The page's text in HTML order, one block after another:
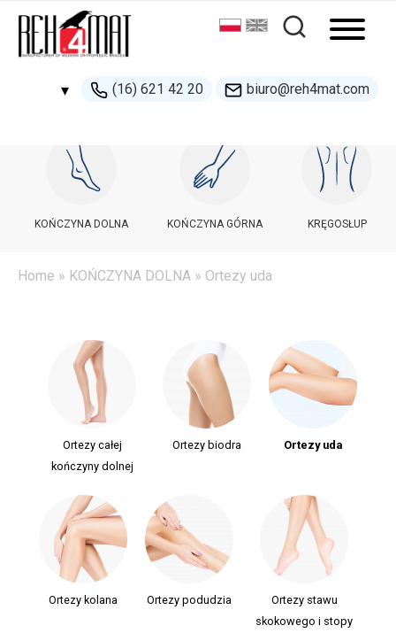
▾ (16) 621 42 20 biuro@reh4mat.com
500 132 274
handel@reh4mat.com
KOŃCZYNA DOLNA KOŃCZYNA GÓRNA KRĘGOSŁUP
Home » KOŃCZYNA DOLNA » Ortezy uda
Ortezy całej
kończyny dolnej
Ortezy biodra Ortezy uda
Ortezy kolana Ortezy podudzia
Ortezy stawu
skokowego i stopy